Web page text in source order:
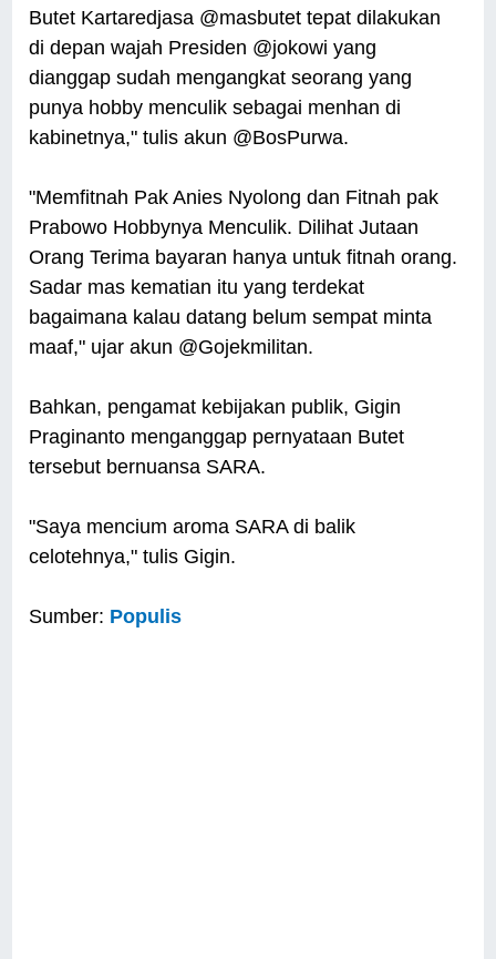
Butet Kartaredjasa @masbutet tepat dilakukan
di depan wajah Presiden @jokowi yang
dianggap sudah mengangkat seorang yang
punya hobby menculik sebagai menhan di
kabinetnya," tulis akun @BosPurwa.
"Memfitnah Pak Anies Nyolong dan Fitnah pak
Prabowo Hobbynya Menculik. Dilihat Jutaan
Orang Terima bayaran hanya untuk fitnah orang.
Sadar mas kematian itu yang terdekat
bagaimana kalau datang belum sempat minta
maaf," ujar akun @Gojekmilitan.
Bahkan, pengamat kebijakan publik, Gigin
Praginanto menganggap pernyataan Butet
tersebut bernuansa SARA.
"Saya mencium aroma SARA di balik
celotehnya," tulis Gigin.
Sumber: Populis